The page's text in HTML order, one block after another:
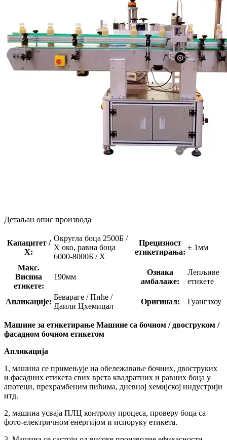
Детаљан опис производа
Капацитет /
Х:
Округла боца 2500Б /
Х око, равна боца
6000-8000Б / Х
Прецизност
етикетирања:
± 1мм
Макс.
Висина
етикете:
190мм
Ознака
амбалаже:
Лепљиве
етикете
Апликације:
Бевараге / Пиће /
Даили Цхемицал
Оригинал: Гуангзхоу
Машине за етикетирање Машине са бочном / двоструком /
фасадном бочном етикетом
Апликација
1, машина се примењује на обележавање бочних, двоструких
и фасадних етикета свих врста квадратних и равних боца у
апотеци, прехрамбеним пићима, дневној хемијској индустрији
итд.
2, машина усваја ПЛЦ контролу процеса, проверу боца са
фото-електричном енергијом и испоруку етикета.